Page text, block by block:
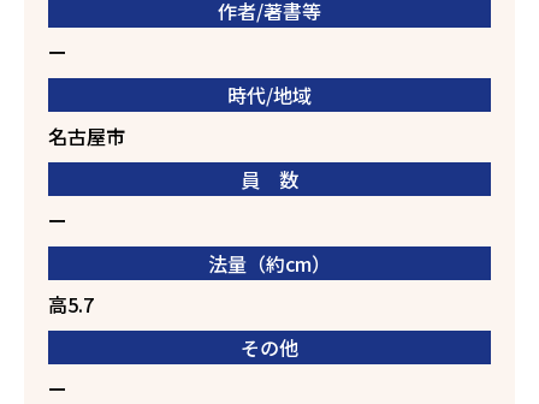
作者/著書等
ー
時代/地域
名古屋市
員 数
ー
法量（約cm）
高5.7
その他
ー